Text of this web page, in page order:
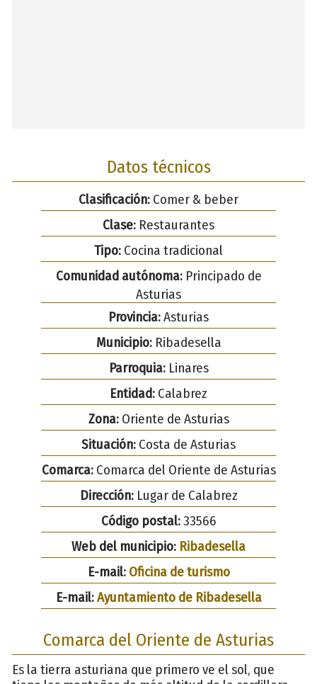
Datos técnicos
Clasificación: Comer & beber
Clase: Restaurantes
Tipo: Cocina tradicional
Comunidad autónoma:Principado de
Asturias
Provincia:Asturias
Municipio:Ribadesella
Parroquia:Linares
Entidad: Calabrez
Zona:Oriente de Asturias
Situación: Costa de Asturias
Comarca:Comarca del Oriente de Asturias
Dirección:Lugar de Calabrez
Código postal:33566
Web del municipio: Ribadesella
E-mail: Oficina de turismo
E-mail:Ayuntamiento de Ribadesella
Comarca del Oriente de Asturias
Es la tierra asturiana que primero ve el sol, que